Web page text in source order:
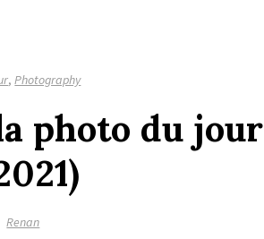
,Photography
photo du jour
Renan